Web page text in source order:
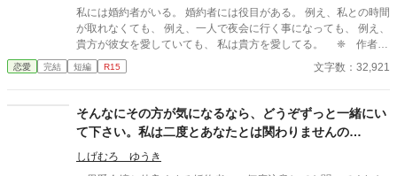
ず……。 ロゼッタが夜会に出れば見知らぬ女から「今直ぐフェル
ナンド様と別れて‼︎」とワインをかけられ、ただ立っているだけな
のに女性達からは終始凄い形相で睨まれる。 居た堪れなくなり、
んな旦那様、いりません！ 誰か、私の旦那様を貰って下さ
私には婚約者がいる。 婚約者には役目がある。 例え、私との時間
が取れなくても、 例え、一人で夜会に行く事になっても、 例え、
貴方が彼女を愛していても、 私は貴方を愛してる。 ❈ 作者独
自の世界観です。 ❈ 女性視点、男性視点があります。 ❈
ふんわりとした設定なので温かい目でお願いします。
恋愛 完結 短編 R15 文字数：32,921
そんなにその方が気になるなら、どうぞずっと一緒にい
て下さい。私は二度とあなたとは関わりませんの
で……。
しげむろ ゆうき